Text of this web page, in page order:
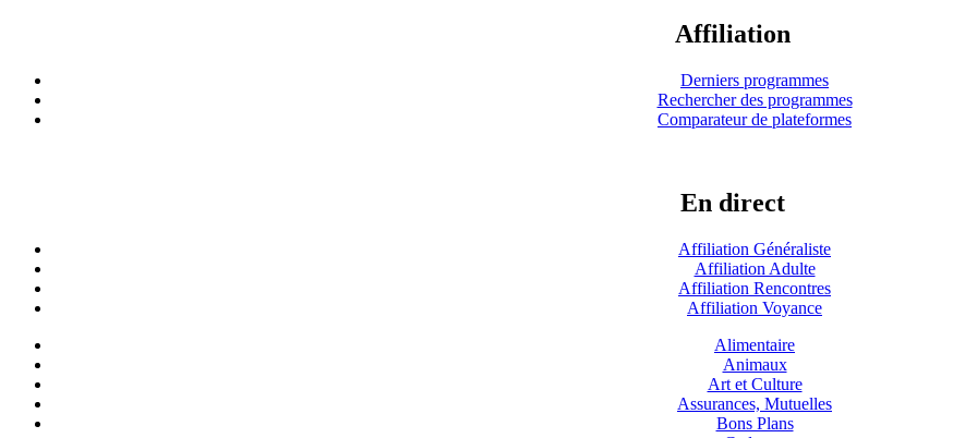
Affiliation
Derniers programmes
Rechercher des programmes
Comparateur de plateformes
En direct
Affiliation Généraliste
Affiliation Adulte
Affiliation Rencontres
Affiliation Voyance
Alimentaire
Animaux
Art et Culture
Assurances, Mutuelles
Bons Plans